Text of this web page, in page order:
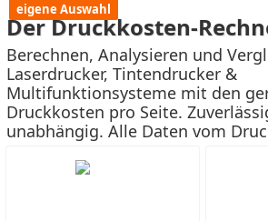
eigene Auswahl
Der Druckkosten-
Berechnen, Analysieren und
Laserdrucker, Tintendrucker &
Multifunktionsysteme mit den
Druckkosten pro Seite.
unabhängig. Alle Daten vom